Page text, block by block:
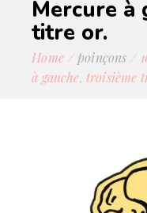
Mercure à
titre or.
Home poinçons
à gauche, troisième